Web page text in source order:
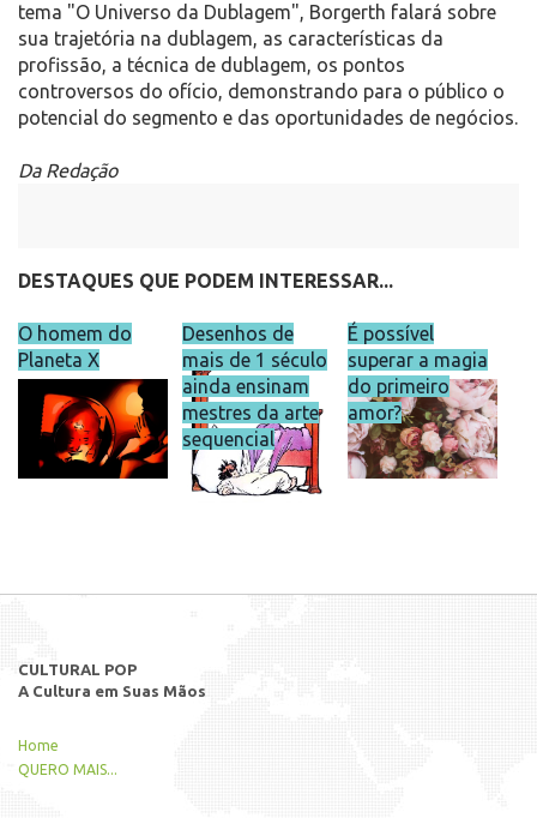
tema "O Universo da Dublagem", Borgerth falará sobre
sua trajetória na dublagem, as características da
profissão, a técnica de dublagem, os pontos
controversos do ofício, demonstrando para o público o
potencial do segmento e das oportunidades de negócios.
Da Redação
DESTAQUES QUE PODEM INTERESSAR...
O homem do
Planeta X
Desenhos de
mais de 1 século
ainda ensinam
mestres da arte
sequencial
É possível
superar a magia
do primeiro
amor?
CULTURAL POP
A Cultura em Suas Mãos
Home
QUERO MAIS...